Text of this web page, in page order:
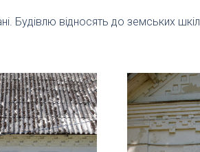
Будівлю відносять до земських шкіл